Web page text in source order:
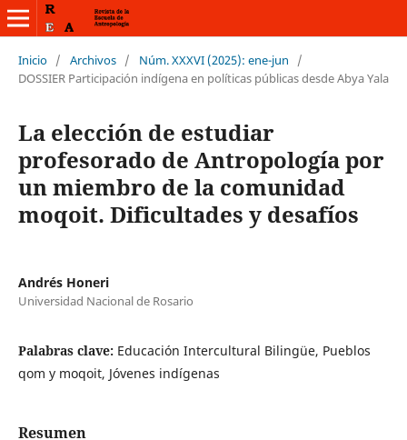
Inicio / Archivos / Núm. XXXVI (2025): ene-jun
/
DOSSIER Participación indígena en políticas públicas desde Abya Yala
La elección de estudiar
profesorado de Antropología por
un miembro de la comunidad
moqoit. Dificultades y desafíos
Andrés Honeri
Universidad Nacional de Rosario
Palabras clave: Educación Intercultural Bilingüe, Pueblos
qom y moqoit, Jóvenes indígenas
Resumen